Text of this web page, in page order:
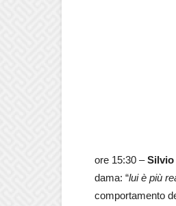
ore 15:30 –Silvio
dama: “lui è più
comportamento